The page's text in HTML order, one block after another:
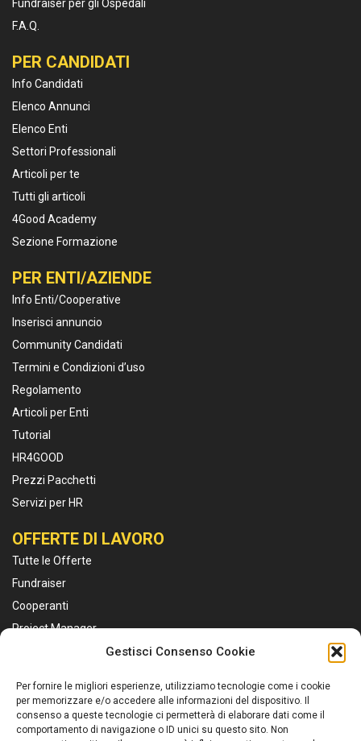
Gestisci Consenso Cookie
Per fornire le migliori esperienze, utilizziamo tecnologie come i cookie
per memorizzare e/o accedere alle informazioni del dispositivo. Il
consenso a queste tecnologie ci permetterà di elaborare dati come il
comportamento di navigazione o ID unici su questo sito. Non
Fundraiser per gli Ospedali
F.A.Q.
PER CANDIDATI
Info Candidati
Elenco Annunci
Elenco Enti
Settori Professionali
Articoli per te
Tutti gli articoli
4Good Academy
Sezione Formazione
PER ENTI/AZIENDE
Info Enti/Cooperative
Inserisci annuncio
Community Candidati
Termini e Condizioni d’uso
Regolamento
Articoli per Enti
Tutorial
HR4GOOD
Prezzi Pacchetti
Servizi per HR
OFFERTE DI LAVORO
Tutte le Offerte
Fundraiser
Cooperanti
Project Manager
Personale Sanitario
Assistenti Sociali